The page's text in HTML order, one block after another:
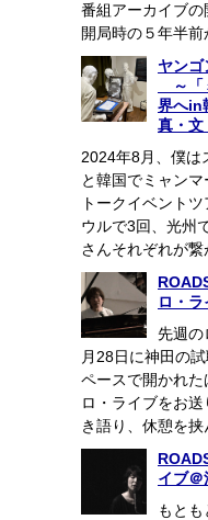
番組アーカイブの
開局時の５年半前
ヤンゴ
～「
界へin
真・文
2024年8月、僕は
と韓国でミャン
トークイベント
ウルで3回、光州
さんそれぞれが繋
ロ・ラ
先週の
月28日に神田の
ペースで開かれ
ロ・ライブをお
き語り、休憩を
イブ＠
もと